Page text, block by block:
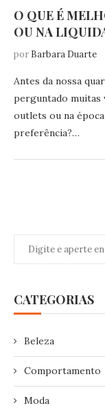
O QUE É
OU NA
por Barbara Duarte
Antes da nossa
perguntado muitas
outlets ou na
preferência?…
CATEGORIAS
Beleza
Comportamento
Moda